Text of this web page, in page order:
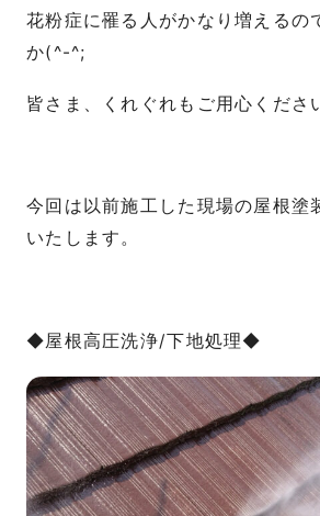
花粉症に罹る人がかなり増えるの
か(^-^;
皆さま、くれぐれもご用心くださ
今回は以前施工した現場の屋根塗
いたします。
◆屋根高圧洗浄/下地処理◆